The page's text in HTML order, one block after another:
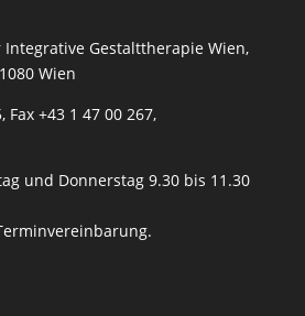
Gestalttherapie Wien,
Wien
Fax +43 1 47 00 267,
und Donnerstag 9.30 bis 11.30